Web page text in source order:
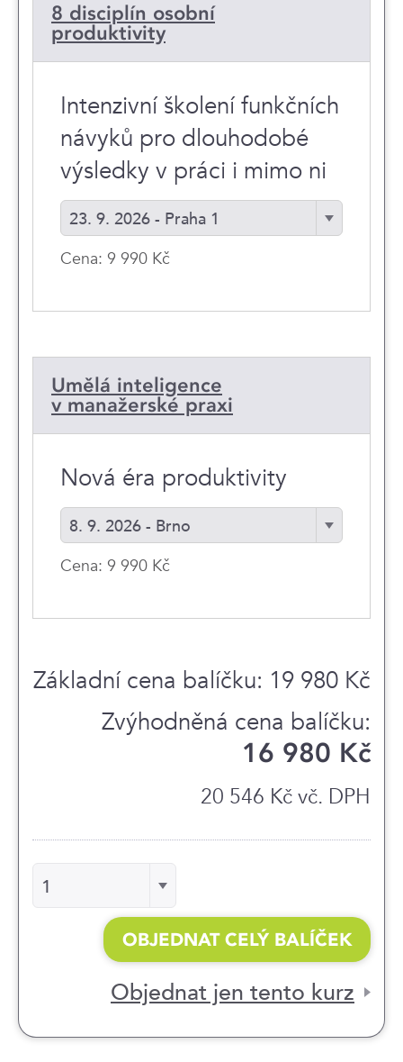
8 disciplín osobní
produktivity
Intenzivní školení funkčních
návyků pro dlouhodobé
výsledky v práci i mimo ni
23. 9. 2026 - Praha 1
Cena: 9 990 Kč
Umělá inteligence
v manažerské praxi
Nová éra produktivity
8. 9. 2026 - Brno
Cena: 9 990 Kč
Základní cena balíčku: 19 980 Kč
16 980 Kč
20 546 Kč vč. DPH
1
Počet
OBJEDNAT CELÝ BALÍČEK
Objednat jen tento kurz